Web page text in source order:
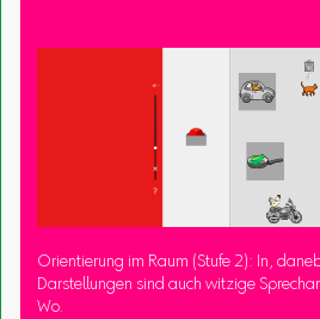
Orientierung im Raum (Stufe 2): In,
Darstellungen sind auch witzige
Wo.